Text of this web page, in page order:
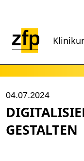
04.07.2024
GESTALTEN